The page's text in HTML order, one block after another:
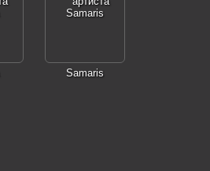
Samaris